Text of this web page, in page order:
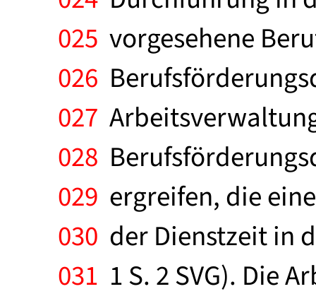
025 vorgesehene
026
027
028
029 ergreifen, die
030 der Dienstzeit in
031 1 S. 2 SVG). Die